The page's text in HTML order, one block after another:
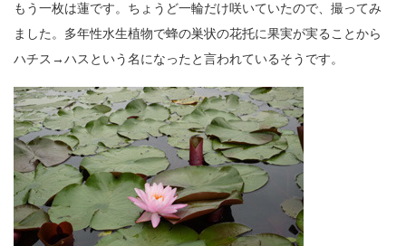
もう一枚は蓮です。ちょうど一輪だけ咲いていたので、撮ってみ
ました。多年性水生植物で蜂の巣状の花托に果実が実ることから
ハチス→ハスという名になったと言われているそうです。